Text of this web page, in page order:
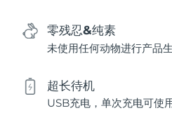
零残忍&纯素
未使用任何动物进行产品生
超长待机
USB充电，单次充电可使